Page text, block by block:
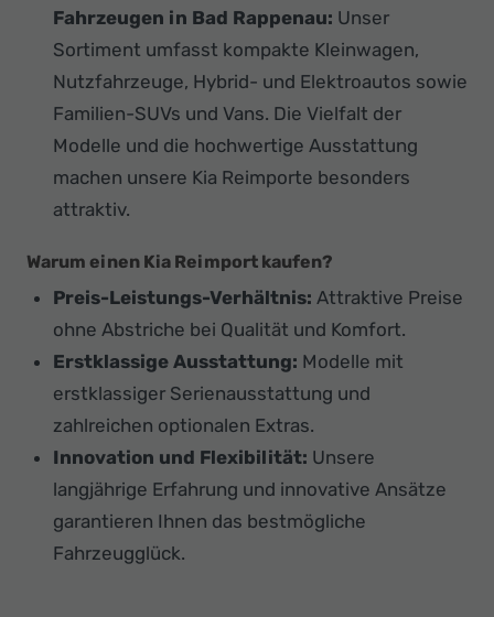
Fahrzeugen in Bad Rappenau: Unser
Sortiment umfasst kompakte Kleinwagen,
Nutzfahrzeuge, Hybrid- und Elektroautos sowie
Familien-SUVs und Vans. Die Vielfalt der
Modelle und die hochwertige Ausstattung
machen unsere Kia Reimporte besonders
attraktiv.
Warum einen Kia Reimport kaufen?
Preis-Leistungs-Verhältnis: Attraktive Preise
ohne Abstriche bei Qualität und Komfort.
Erstklassige Ausstattung: Modelle mit
erstklassiger Serienausstattung und
zahlreichen optionalen Extras.
Innovation und Flexibilität: Unsere
langjährige Erfahrung und innovative Ansätze
garantieren Ihnen das bestmögliche
Fahrzeugglück.